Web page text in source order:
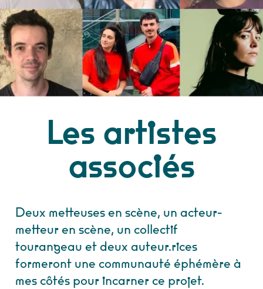
Les artistes
associés
Deux metteuses en scène, un acteur-
metteur en scène, un collectif
tourangeau et deux auteur.rices
formeront une communauté éphémère à
mes côtés pour incarner ce projet.